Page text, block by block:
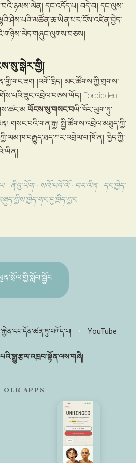
དང་འདོད་པ། བདེ་བ། དང་ལུས་
།འགོ་ཁྲིད། མང་ཚོགས་ཀྱི་གྲགས་
Forbidden
ཡོངས་སུ་གསང་བཡི་ཁོར་ཡུག་ཏུ་
གསང་བའི་གན་རྒྱ། སྤྱི་ཚོགས་འབྲེལ་མཐུད་ཀྱི་
ཁྱེད་ཀྱི་
· ནིའུ་ཡོག · སའོ་པའོ་ལོ · བར་ལིན · དང་ཁྱེད་
• YouTube
OUR APPS